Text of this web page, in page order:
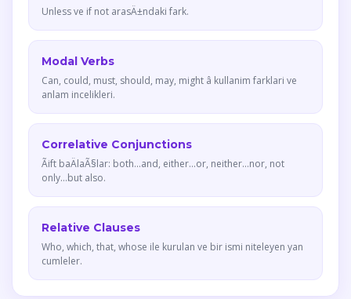
Unless ve if not arasÄ±ndaki fark.
Modal Verbs
Can, could, must, should, may, might â kullanim farklari ve
anlam incelikleri.
Correlative Conjunctions
Ãift baÄlaÃ§lar: both...and, either...or, neither...nor, not
only...but also.
Relative Clauses
Who, which, that, whose ile kurulan ve bir ismi niteleyen yan
cumleler.